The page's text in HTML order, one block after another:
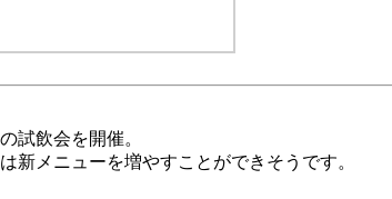
試飲会を開催。
新メニューを増やすことができそうです。